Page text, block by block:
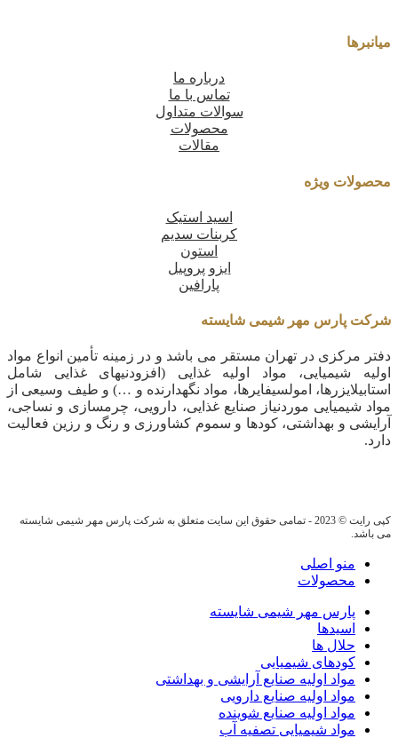
میانبرها
درباره ما
تماس با ما
سوالات متداول
محصولات
مقالات
محصولات ویژه
اسید استیک
کربنات سدیم
استون
ایزو پروپیل
پارافین
شرکت پارس مهر شیمی شایسته
دفتر مرکزی در تهران مستقر می باشد و در زمینه تأمین انواع مواد
اولیه شیمیایی، مواد اولیه غذایی (افزودنیهای غذایی شامل
استابیلایزرها، امولسیفایرها، مواد نگهدارنده و …) و طیف وسیعی از
مواد شیمیایی موردنیاز صنایع غذایی، دارویی، چرمسازی و نساجی،
آرایشی و بهداشتی، کودها و سموم کشاورزی و رنگ و رزین فعالیت
دارد.
کپی رایت © 2023 - تمامی حقوق این سایت متعلق به شرکت پارس مهر شیمی شایسته
می باشد.
منو اصلی
محصولات
پارس مهر شیمی شایسته
اسیدها
حلال ها
کودهای شیمیایی
مواد اولیه صنایع آرایشی و بهداشتی
مواد اولیه صنایع دارویی
مواد اولیه صنایع شوینده
مواد شیمیایی تصفیه آب